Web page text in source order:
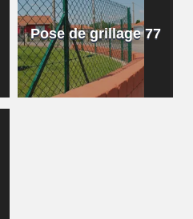
Pose de grillage 77